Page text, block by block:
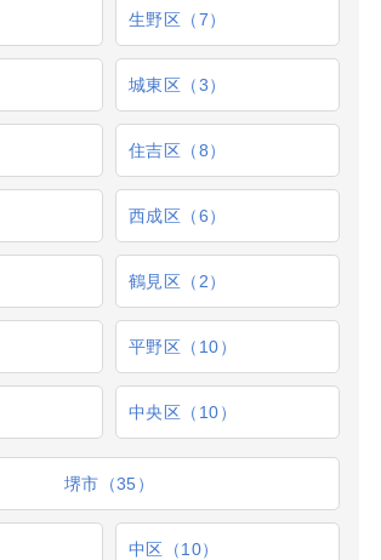
生野区（7）
城東区（3）
住吉区（8）
西成区（6）
鶴見区（2）
平野区（10）
中央区（10）
堺市（35）
中区（10）